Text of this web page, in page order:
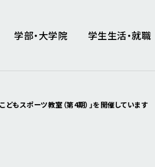
学部・大学院 学生生活・就職
どもスポーツ教室（第4期）」を開催しています